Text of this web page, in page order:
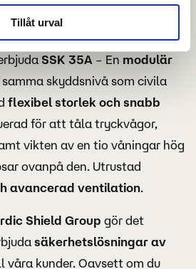
Tillåt urval
effektivt.
av Nordic Shield Groups
SSK 35A – En modulär
samma skyddsnivå som civila
flexibel storlek och snabb
för att tåla tryckvågor,
vikten av en tio våningar hög
ovanpå den. Utrustad
avancerad ventilation.
Shield Group gör det
säkerhetslösningar av
våra kunder. Oavsett om du